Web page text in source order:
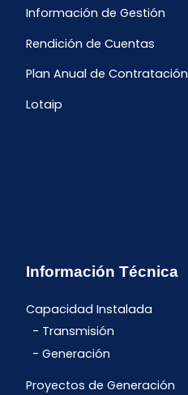
Información de Gestión
Rendición de Cuentas
Plan Anual de Contratación
Lotaip
Información Técnica
Capacidad Instalada
Transmisión
Generación
Proyectos de Generación